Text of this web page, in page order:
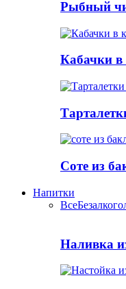
Рыбный
Кабачки в
Соте из
Напитки
Все
Наливка